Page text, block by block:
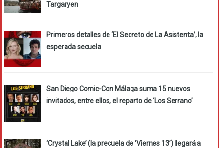
Targaryen
Primeros detalles de ‘El Secreto de La Asistenta’, la
esperada secuela
San Diego Comic-Con Málaga suma 15 nuevos
invitados, entre ellos, el reparto de ‘Los Serrano’
‘Crystal Lake’ (la precuela de ‘Viernes 13’) llegará a